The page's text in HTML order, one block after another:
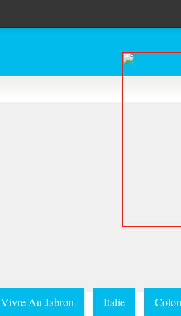
Vivre Au Jabron Italie